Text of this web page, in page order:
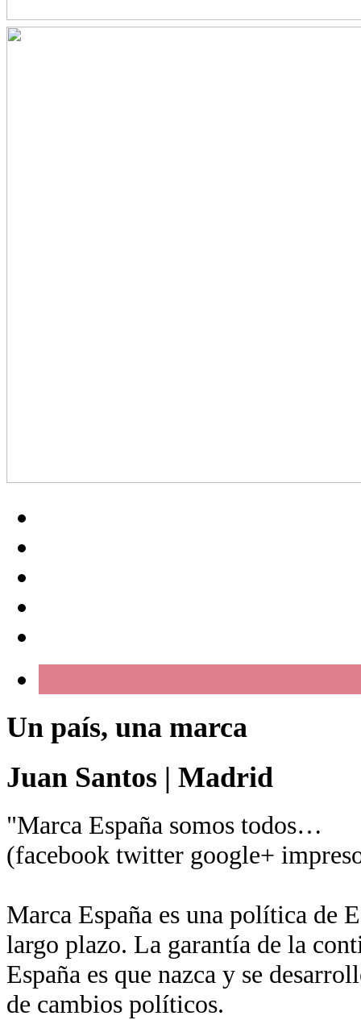
Un país, una marca
Juan Santos | Madrid
"Marca España somos todos…
(facebook twitter google+
Marca España es una política de
largo plazo. La garantía de la
España es que nazca y se
de cambios políticos.